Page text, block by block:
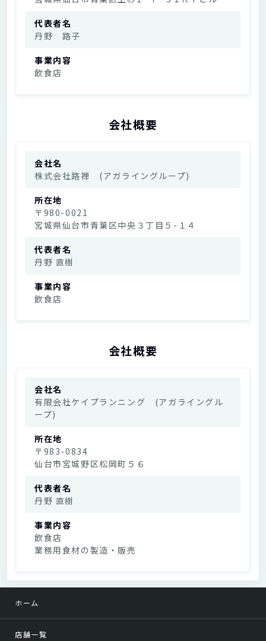
代表者名
丹野 路子
事業内容
飲食店
会社概要
会社名
株式会社路禅 (アガライングループ)
所在地
〒980-0021
宮城県仙台市青葉区中央３丁目５-１４
代表者名
丹野 直樹
事業内容
飲食店
会社概要
会社名
有限会社ケイプランニング (アガライングル
ープ)
所在地
〒983-0834
仙台市宮城野区松岡町５６
代表者名
丹野 直樹
事業内容
飲食店
業務用食材の製造・販売
ホーム
店舗一覧